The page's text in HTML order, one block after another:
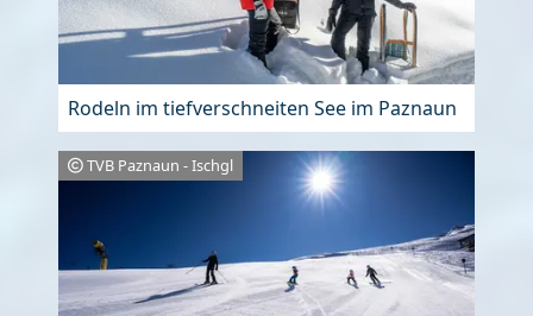
Rodeln im tiefverschneiten See im Paznaun
TVB Paznaun - Ischgl